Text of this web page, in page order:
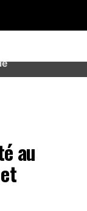
class-bots.php
au